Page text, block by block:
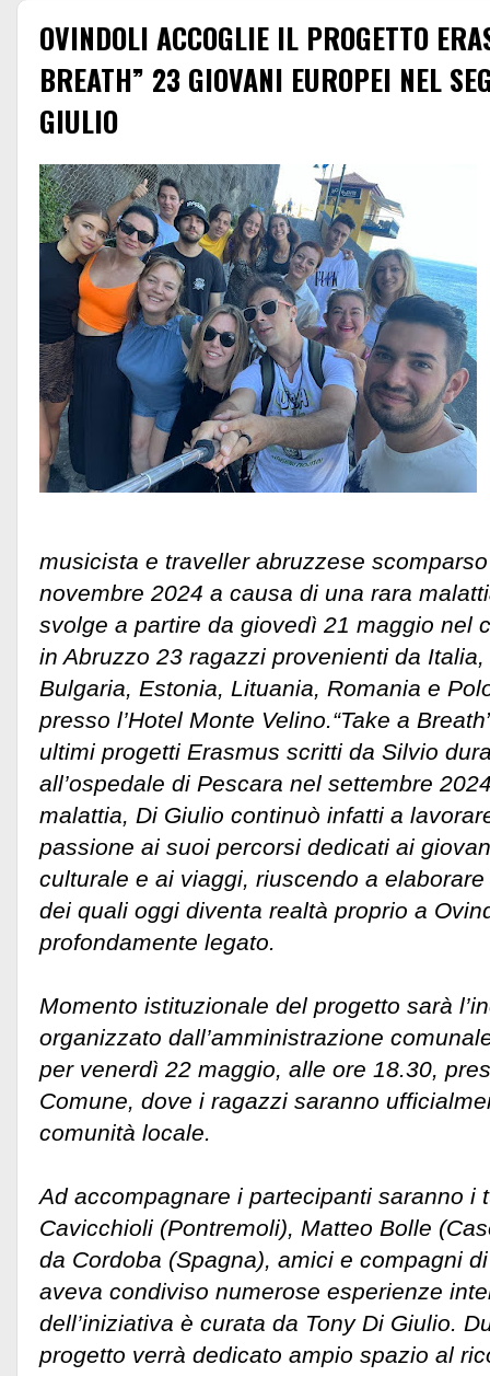
OVINDOLI ACCOGLIE IL PROGETTO
BREATH” 23 GIOVANI EUROPEI NEL
GIULIO
musicista e traveller abruzzese
novembre 2024 a causa di una rara
svolge a partire da giovedì 21 maggio nel
in Abruzzo 23 ragazzi provenienti da
Bulgaria, Estonia, Lituania, Romania e
presso l’Hotel Monte Velino. “Take a
ultimi progetti Erasmus scritti da Silvio
all’ospedale di Pescara nel settembre
malattia, Di Giulio continuò infatti a
passione ai suoi percorsi dedicati ai
culturale e ai viaggi, riuscendo a
dei quali oggi diventa realtà proprio a
profondamente legato.
Momento istituzionale del progetto sarà
organizzato dall’amministrazione
per venerdì 22 maggio, alle ore 18.30,
Comune, dove i ragazzi saranno
comunità locale.
Ad accompagnare i partecipanti saranno i
Cavicchioli (Pontremoli), Matteo Bolle
da Cordoba (Spagna), amici e compagni
aveva condiviso numerose esperienze
dell’iniziativa è curata da Tony Di Giulio.
progetto verrà dedicato ampio spazio al